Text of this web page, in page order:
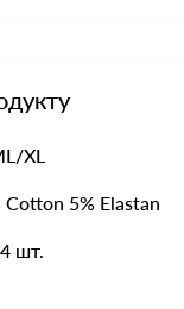
XL
5% Elastan
шт.